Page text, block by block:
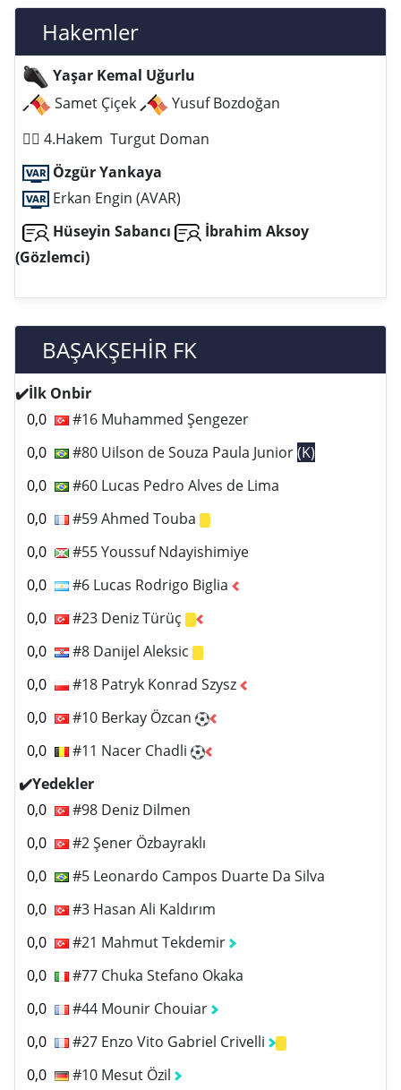
Hakemler
Yaşar Kemal Uğurlu
Samet Çiçek
Yusuf Bozdoğan
️👨‍⚖️‍‍ 4.Hakem Turgut Doman
Özgür Yankaya
Erkan Engin (AVAR)
Hüseyin Sabancı
İbrahim Aksoy
(Gözlemci)
BAŞAKŞEHİR FK
✔️İlk Onbir
0,0
#16 Muhammed Şengezer
0,0
#80 Uilson de Souza Paula Junior(K)
0,0
#60 Lucas Pedro Alves de Lima
0,0
#59 Ahmed Touba
0,0
#55 Youssuf Ndayishimiye
0,0
#6 Lucas Rodrigo Biglia
0,0
#23 Deniz Türüç
0,0
#8 Danijel Aleksic
0,0
#18 Patryk Konrad Szysz
0,0
#10 Berkay Özcan
0,0
#11 Nacer Chadli
✔️Yedekler
0,0
#98 Deniz Dilmen
0,0
#2 Şener Özbayraklı
0,0
#5 Leonardo Campos Duarte Da Silva
0,0
#3 Hasan Ali Kaldırım
0,0
#21 Mahmut Tekdemir
0,0
#77 Chuka Stefano Okaka
0,0
#44 Mounir Chouiar
0,0
#27 Enzo Vito Gabriel Crivelli
0,0
#10 Mesut Özil